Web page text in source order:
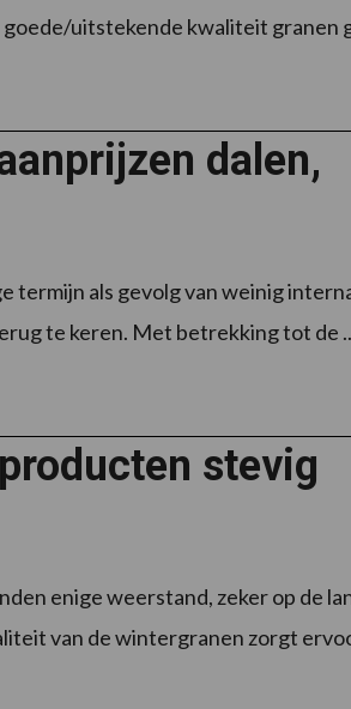
goede/uitstekende kwaliteit granen
dalen,
termijn als gevolg van weinig
te keren. Met betrekking tot de
stevig
enige weerstand, zeker op de
van de wintergranen zorgt